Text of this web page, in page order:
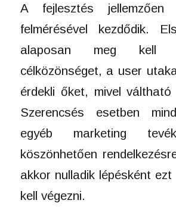
A fejlesztés jellemzően
felmérésével kezdődik.
alaposan meg kell
célközönséget, a user
érdekli őket, mivel váltható
Szerencsés esetben
egyéb marketing
köszönhetően
akkor nulladik lépésként
kell végezni.